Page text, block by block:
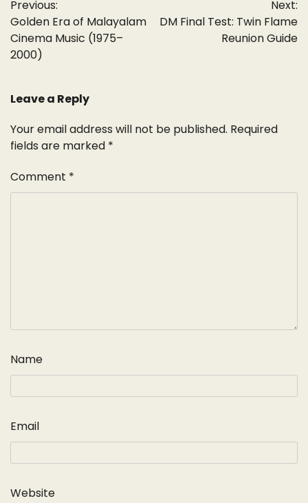
navigation
Previous:
Golden Era of Malayalam
Cinema Music (1975–
2000)
Next:
DM Final Test: Twin Flame
Reunion Guide
Leave a Reply
Your email address will not be published. Required
fields are marked *
Comment *
Name
Email
Website